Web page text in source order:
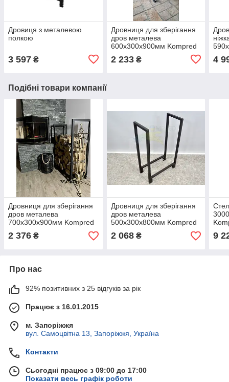
Дровиця з металевою
полкою
3 597 ₴
Дровниця для зберігання
дров металева
600х300х900мм Kompred
2 233₴ 4
Подібні товари компанії
Дровниця для зберігання
дров металева
700х300х900мм Kompred
OL466/3
2 376 ₴
Дровниця для зберігання
дров металева
500х300х800мм Kompred
OL466
2 068₴ 9
Про нас
92% позитивних з 25 відгуків за рік
Працює з 16.01.2015
м. Запоріжжя
вул. Самоцвітна 13, Запоріжжя, Україна
Контакти
Сьогодні працює з 09:00 до 17:00
Показати весь графік роботи